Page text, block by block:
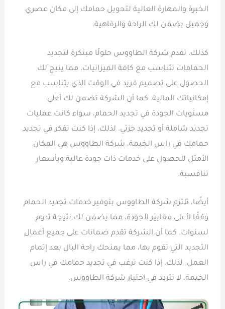
الخبرة والمهارة العالية لتحويل حمامك إلى مكان عصري
وجميل يضمن لك الراحة والرفاهية.
كذلك، تقدم شركة الطاووس حلولًا مبتكرة لتجديد
الحمامات تتناسب مع كافة الميزانيات، مما يتيح لك
الحصول على تصميم فريد في الوقت الذي يتناسب مع
إمكانياتك المالية. كما أن الشركة تضمن لك أعلى
مستويات الجودة في تجديد الحمام، سواء كانت عمليات
تجديد شاملة أو تجديد جزئي. لذلك، إذا كنت تفكر في تجديد
حمامك في راس الخيمة، شركة الطاووس هي المكان
الأمثل للحصول على خدمات ذات جودة عالية وبأسعار
تنافسية.
أيضًا، تلتزم شركة الطاووس بتوفير خدمات تجديد الحمام
وفقًا لأعلى معايير الجودة، مما يضمن لك نتيجة تدوم
لسنوات. كما أن الشركة تقدم ضمانات على جميع أعمال
التجديد التي تقوم بها، مما يمنحك راحة البال بعد إتمام
العمل. لذلك، إذا كنت ترغب في تجديد حمامك في راس
الخيمة، لا تتردد في اختيار شركة الطاووس.